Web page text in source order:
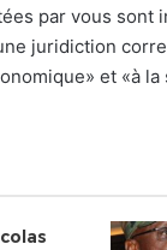
par vous sont
juridiction
et «à